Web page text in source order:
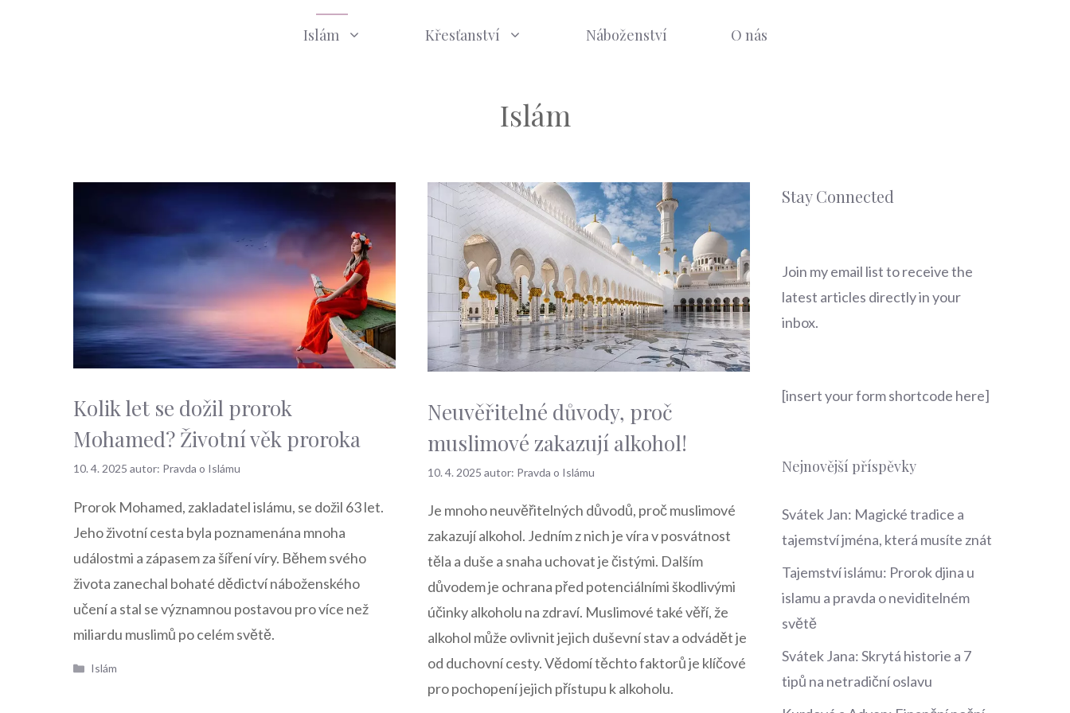
Islám Křesťanství Náboženství O nás
Islám
Kolik let se dožil prorok
Mohamed? Životní věk proroka
10. 4. 2025 autor: Pravda o Islámu
Prorok Mohamed, zakladatel islámu, se dožil 63 let.
Jeho životní cesta byla poznamenána mnoha
událostmi a zápasem za šíření víry. Během svého
života zanechal bohaté dědictví náboženského
učení a stal se významnou postavou pro více než
miliardu muslimů po celém světě.
Rubriky
Islám
Neuvěřitelné důvody, proč
muslimové zakazují alkohol!
10. 4. 2025 autor: Pravda o Islámu
Je mnoho neuvěřitelných důvodů, proč muslimové
zakazují alkohol. Jedním z nich je víra v posvátnost
těla a duše a snaha uchovat je čistými. Dalším
důvodem je ochrana před potenciálními škodlivými
účinky alkoholu na zdraví. Muslimové také věří, že
alkohol může ovlivnit jejich duševní stav a odvádět je
od duchovní cesty. Vědomí těchto faktorů je klíčové
pro pochopení jejich přístupu k alkoholu.
Stay Connected
Join my email list to receive the
latest articles directly in your
inbox.
[insert your form shortcode here]
Nejnovější příspěvky
Svátek Jan: Magické tradice a
tajemství jména, která musíte znát
Tajemství islámu: Prorok djina u
islamu a pravda o neviditelném
světě
Svátek Jana: Skrytá historie a 7
tipů na netradiční oslavu